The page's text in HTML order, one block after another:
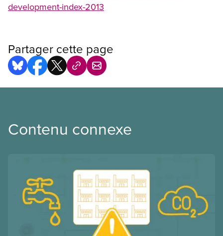
development-index-2013
Partager cette page
Contenu connexe